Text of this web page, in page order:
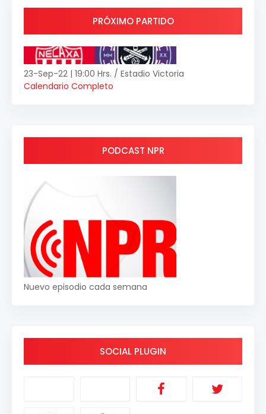
PRÓXIMO PARTIDO
23-Sep-22 | 19:00 Hrs. / Estadio Victoria
Calendario Completo
PODCAST NPR
Nuevo episodio cada semana
SOCIAL PLUGIN